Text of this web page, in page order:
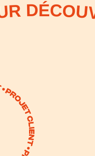
NOS